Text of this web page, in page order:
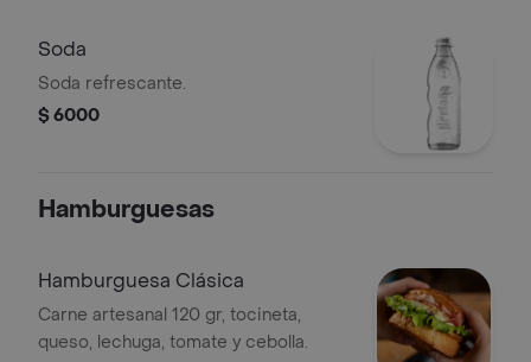
Soda
Soda refrescante.
$ 6000
Hamburguesas
Hamburguesa Clásica
Carne artesanal 120 gr, tocineta,
queso, lechuga, tomate y cebolla.